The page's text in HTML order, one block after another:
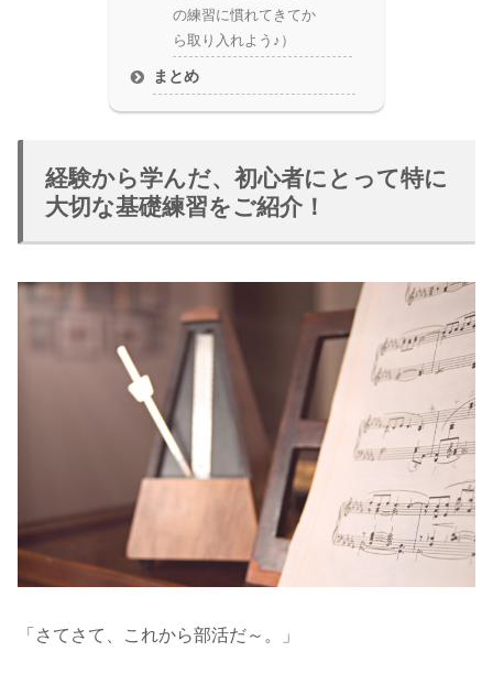
の練習に慣れてきてか
ら取り入れよう♪）
まとめ
経験から学んだ、初心者にとって特に
大切な基礎練習をご紹介！
「さてさて、これから部活だ～。」